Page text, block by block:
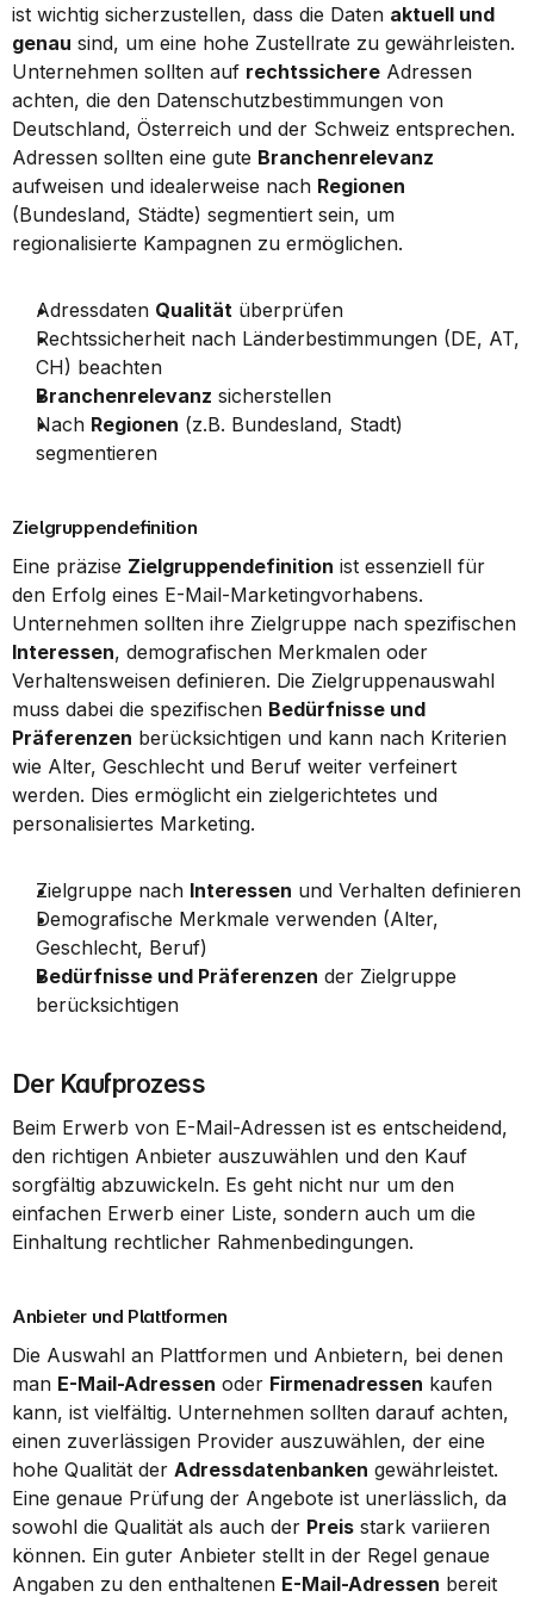
ist wichtig sicherzustellen, dass die Daten aktuell und
genau sind, um eine hohe Zustellrate zu gewährleisten.
Unternehmen sollten auf rechtssichere Adressen
achten, die den Datenschutzbestimmungen von
Deutschland, Österreich und der Schweiz entsprechen.
Adressen sollten eine gute Branchenrelevanz
aufweisen und idealerweise nach Regionen
(Bundesland, Städte) segmentiert sein, um
regionalisierte Kampagnen zu ermöglichen.
Adressdaten Qualität überprüfen
Rechtssicherheit nach Länderbestimmungen (DE, AT,
CH) beachten
Branchenrelevanz sicherstellen
Nach Regionen (z.B. Bundesland, Stadt)
segmentieren
Zielgruppendefinition
Eine präzise Zielgruppendefinition ist essenziell für
den Erfolg eines E-Mail-Marketingvorhabens.
Interessen, demografischen Merkmalen oder
Verhaltensweisen definieren. Die Zielgruppenauswahl
muss dabei die spezifischen Bedürfnisse und
Präferenzen berücksichtigen und kann nach Kriterien
wie Alter, Geschlecht und Beruf weiter verfeinert
werden. Dies ermöglicht ein zielgerichtetes und
personalisiertes Marketing.
Zielgruppe nach Interessen und Verhalten definieren
Demografische Merkmale verwenden (Alter,
Geschlecht, Beruf)
Bedürfnisse und Präferenzen der Zielgruppe
berücksichtigen
Der Kaufprozess
Beim Erwerb von E-Mail-Adressen ist es entscheidend,
den richtigen Anbieter auszuwählen und den Kauf
sorgfältig abzuwickeln. Es geht nicht nur um den
einfachen Erwerb einer Liste, sondern auch um die
Einhaltung rechtlicher Rahmenbedingungen.
Anbieter und Plattformen
Die Auswahl an Plattformen und Anbietern, bei denen
man E-Mail-Adressen oder Firmenadressen kaufen
kann, ist vielfältig. Unternehmen sollten darauf achten,
einen zuverlässigen Provider auszuwählen, der eine
hohe Qualität der Adressdatenbanken gewährleistet.
Eine genaue Prüfung der Angebote ist unerlässlich, da
sowohl die Qualität als auch der Preis stark variieren
können. Ein guter Anbieter stellt in der Regel genaue
Angaben zu den enthaltenen E-Mail-Adressen bereit